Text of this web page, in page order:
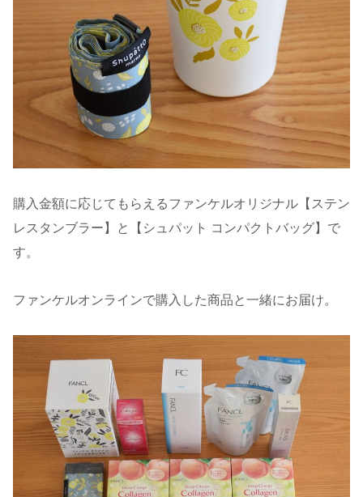
購入金額に応じてもらえるファンケルオリジナル【ステン
レスタンブラー】と【シュパット コンパクトバッグ】で
す。
ファンケルオンラインで購入した商品と一緒にお届け。